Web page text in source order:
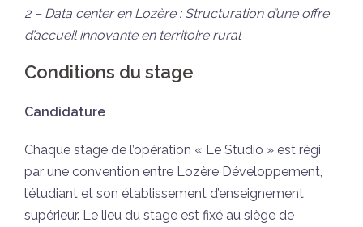
2 – Data center en Lozère : Structuration d’une offre
d’accueil innovante en territoire rural
Conditions du stage
Candidature
Chaque stage de l’opération « Le Studio » est régi
par une convention entre Lozère Développement,
l’étudiant et son établissement d’enseignement
supérieur. Le lieu du stage est fixé au siège de